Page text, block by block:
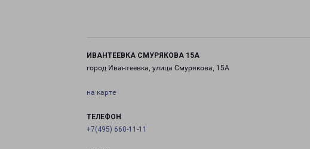
ИВАНТЕЕВКА СМУРЯКОВА 15А
город Ивантеевка, улица Смурякова, 15А
на карте
ТЕЛЕФОН
+7(495) 660-11-11